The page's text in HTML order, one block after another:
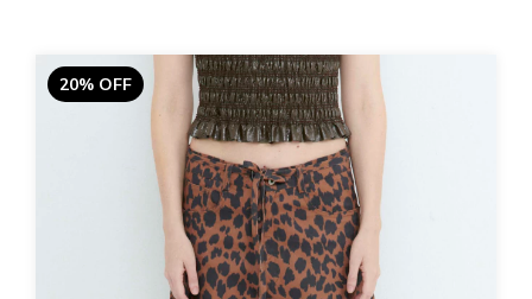
20% OFF